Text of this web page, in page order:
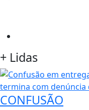
+ Lidas
CONFUSÃO